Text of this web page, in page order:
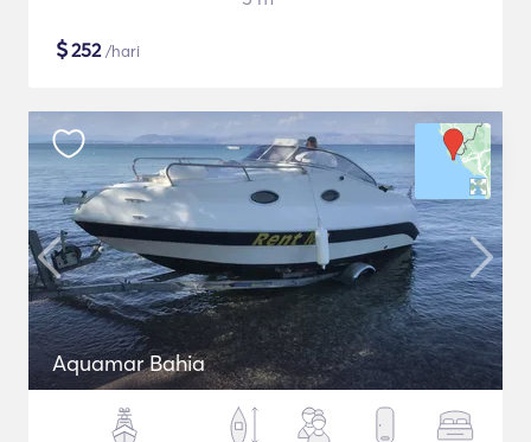
$252/hari
Aquamar Bahia